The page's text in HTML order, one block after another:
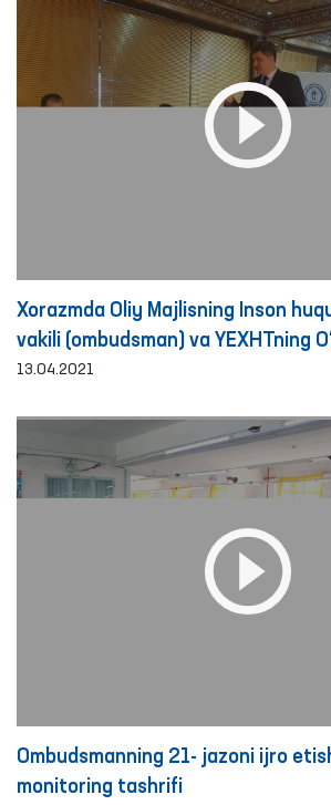
Xorazmda Oliy Majlisning Inson huquqlari bo‘yicha
vakili (ombudsman) va YEXHTning
loyihalari koordinatori bilan
13.04.2021
Ombudsmanning 21- jazoni ijro
monitoring tashrifi